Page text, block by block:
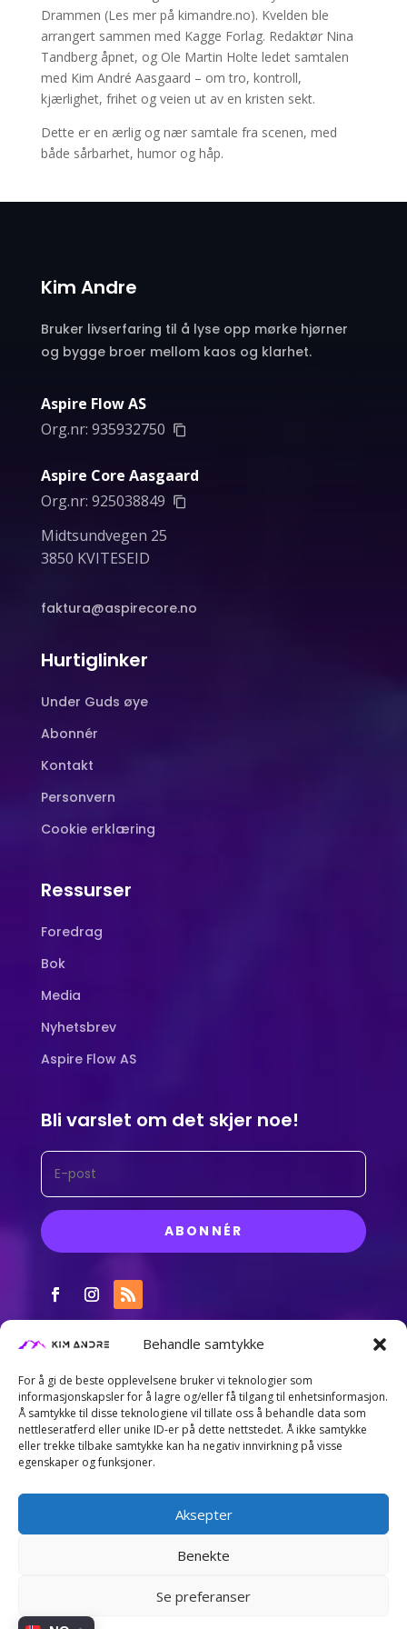
Behandle samtykke
For å gi de beste opplevelsene bruker vi teknologier som
informasjonskapsler for å lagre og/eller få tilgang til enhetsinformasjon.
Å samtykke til disse teknologiene vil tillate oss å behandle data som
nettleseratferd eller unike ID-er på dette nettstedet. Å ikke samtykke
eller trekke tilbake samtykke kan ha negativ innvirkning på visse
egenskaper og funksjoner.
Aksepter
Benekte
Se preferanser
Drammen (Les mer på kimandre.no). Kvelden ble
arrangert sammen med Kagge Forlag. Redaktør Nina
Tandberg åpnet, og Ole Martin Holte ledet samtalen
med Kim André Aasgaard – om tro, kontroll,
kjærlighet, frihet og veien ut av en kristen sekt.
Dette er en ærlig og nær samtale fra scenen, med
både sårbarhet, humor og håp.
Kim Andre
Bruker livserfaring til å lyse opp mørke hjørner
og bygge broer mellom kaos og klarhet.
Aspire Flow AS
Org.nr: 935932750
Aspire Core Aasgaard
Org.nr: 925038849
Midtsundvegen 25
3850 KVITESEID
faktura@aspirecore.no
Hurtiglinker
Under Guds øye
Abonnér
Kontakt
Personvern
Cookie erklæring
Ressurser
Foredrag
Bok
Media
Nyhetsbrev
Aspire Flow AS
Bli varslet om det skjer noe!
ABONNÉR
du en nettside for privat eller bedrift?
Kontakt meg gjerne for en uforpliktende prat...